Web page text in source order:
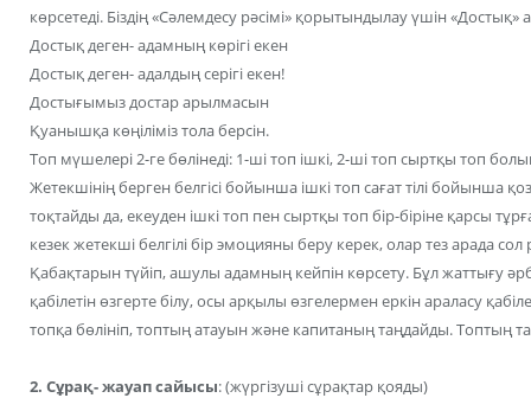
көрсетеді. Біздің «Сәлемдесу рәсімі» қорытындылау үшін
Достық деген- адамның көрігі екен
Достық деген- адалдың серігі екен!
Достығымыз достар арылмасын
Қуанышқа көңіліміз тола берсін.
Топ мүшелері 2-ге бөлінеді: 1-ші топ ішкі, 2-ші топ сыртқы топ
Жетекшінің берген белгісі бойынша ішкі топ сағат тілі бойынша
тоқтайды да, екеуден ішкі топ пен сыртқы топ бір-біріне қарсы
кезек жетекші белгілі бір эмоцияны беру керек, олар тез арада
Қабақтарын түйіп, ашулы адамның кейпін көрсету. Бұл жаттығу
қабілетін өзгерте білу, осы арқылы өзгелермен еркін араласу
топқа бөлініп, топтың атауын және капитаның таңдайды. Топтың
2. Сұрақ- жауап сайысы: (жүргізуші сұрақтар қояды)